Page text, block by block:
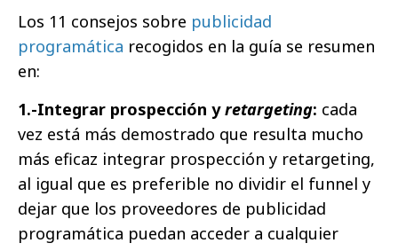
Los 11 consejos sobre publicidad
programática recogidos en la guía se resumen
en:
1.-Integrar prospección yretargeting: cada
vez está más demostrado que resulta mucho
más eficaz integrar prospección y retargeting,
al igual que es preferible no dividir el funnel y
dejar que los proveedores de publicidad
programática puedan acceder a cualquier